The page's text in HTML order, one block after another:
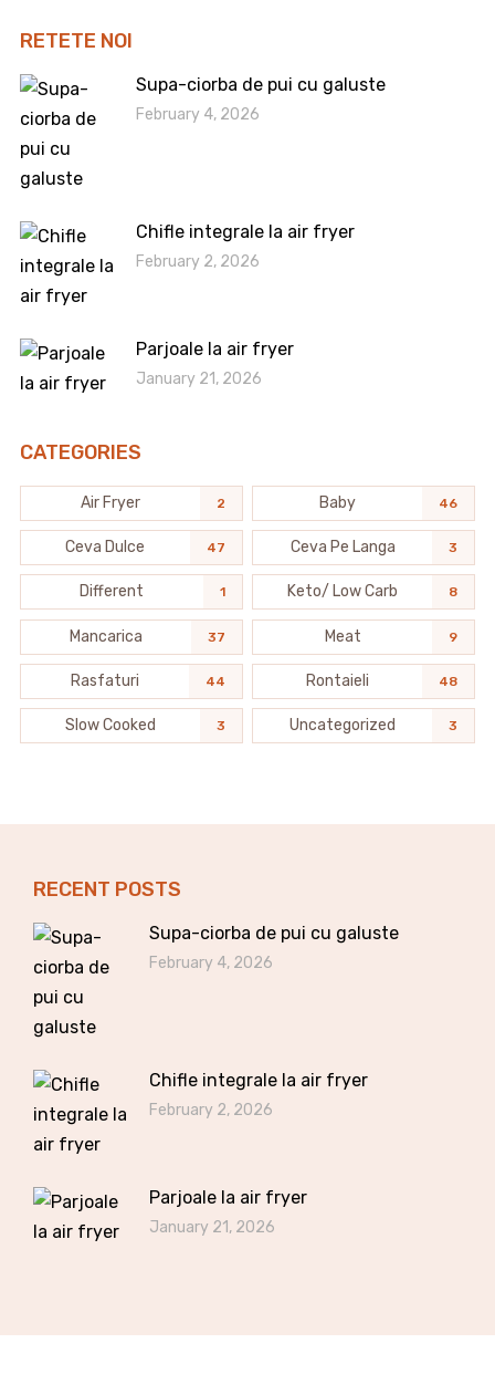
RETETE NOI
Supa-ciorba de pui cu galuste
February 4, 2026
Chifle integrale la air fryer
February 2, 2026
Parjoale la air fryer
January 21, 2026
CATEGORIES
Air Fryer 2 Baby 46
Ceva Dulce 47 Ceva Pe Langa 3
Different 1 Keto/ Low Carb 8
Mancarica 37 Meat 9
Rasfaturi 44 Rontaieli 48
Slow Cooked 3 Uncategorized 3
RECENT POSTS
Supa-ciorba de pui cu galuste
February 4, 2026
Chifle integrale la air fryer
February 2, 2026
Parjoale la air fryer
January 21, 2026